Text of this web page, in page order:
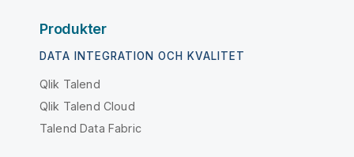
Produkter
DATA INTEGRATION OCH KVALITET
Qlik Talend
Qlik Talend Cloud
Talend Data Fabric